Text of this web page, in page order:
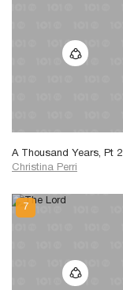
A Thousand Years, Pt 2
Christina Perri